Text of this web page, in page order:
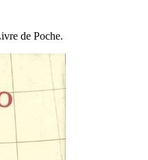
de Poche.